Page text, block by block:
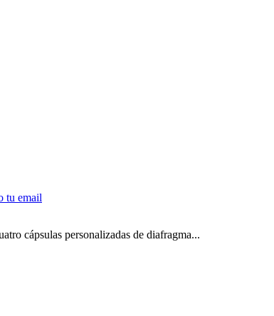
cápsulas personalizadas de diafragma...